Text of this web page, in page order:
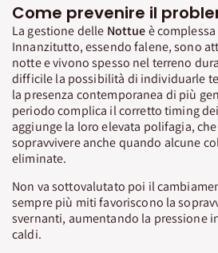
Come prevenire il
La gestione delle Nottueè
Innanzitutto, essendo falene, sono
notte e vivono spesso nel terreno
difficile la possibilità di individuarle
la presenza contemporanea di più
periodo complica il corretto timing
aggiunge la loro elevata polifagia,
sopravvivere anche quando alcune
eliminate.
Non va sottovalutato poi il
sempre più miti favoriscono la
svernanti, aumentando la pressione
caldi.